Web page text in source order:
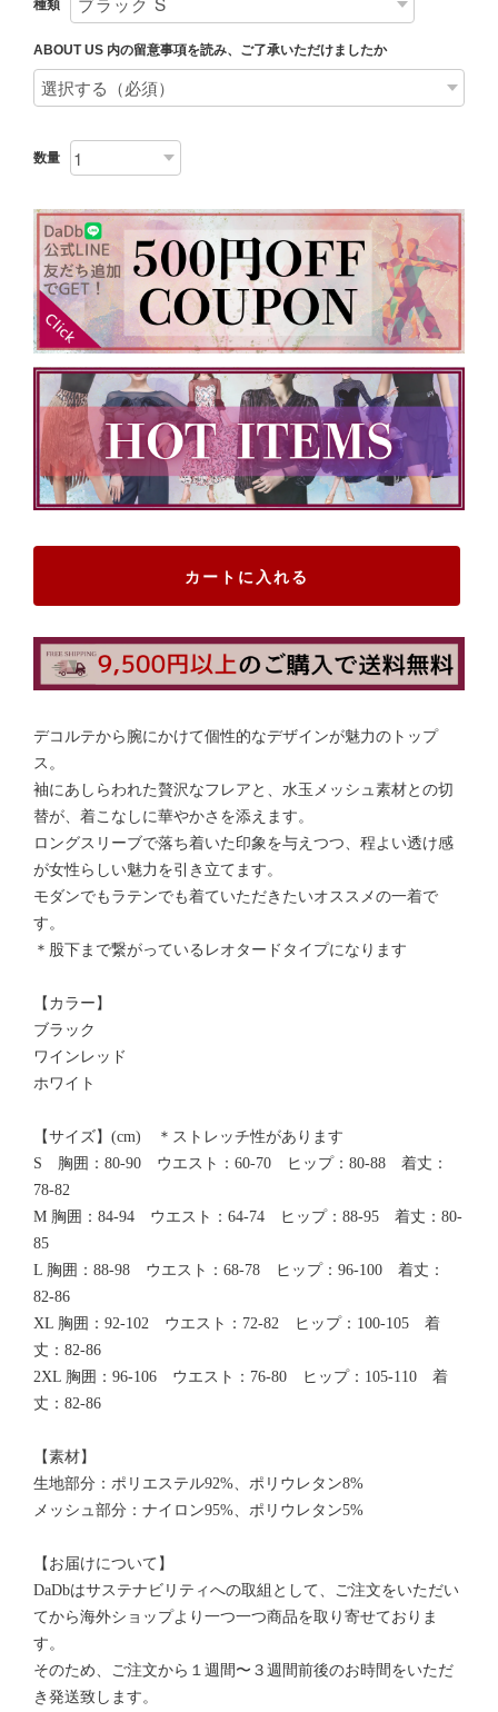
種類
ABOUT US 内の留意事項を読み、ご了承いただけましたか
数量
カートに入れる
デコルテから腕にかけて個性的なデザインが魅力のトップ
ス。
袖にあしらわれた贅沢なフレアと、水玉メッシュ素材との切
替が、着こなしに華やかさを添えます。
ロングスリーブで落ち着いた印象を与えつつ、程よい透け感
が女性らしい魅力を引き立てます。
モダンでもラテンでも着ていただきたいオススメの一着で
す。
＊股下まで繋がっているレオタードタイプになります
【カラー】
ブラック
ワインレッド
ホワイト
【サイズ】(cm) ＊ストレッチ性があります
S 胸囲：80-90 ウエスト：60-70 ヒップ：80-88 着丈：
78-82
M 胸囲：84-94 ウエスト：64-74 ヒップ：88-95 着丈：80-
85
L 胸囲：88-98 ウエスト：68-78 ヒップ：96-100 着丈：
82-86
XL 胸囲：92-102 ウエスト：72-82 ヒップ：100-105 着
丈：82-86
2XL 胸囲：96-106 ウエスト：76-80 ヒップ：105-110 着
丈：82-86
【素材】
生地部分：ポリエステル92%、ポリウレタン8%
メッシュ部分：ナイロン95%、ポリウレタン5%
【お届けについて】
DaDbはサステナビリティへの取組として、ご注文をいただい
てから海外ショップより一つ一つ商品を取り寄せておりま
す。
そのため、ご注文から１週間〜３週間前後のお時間をいただ
き発送致します。